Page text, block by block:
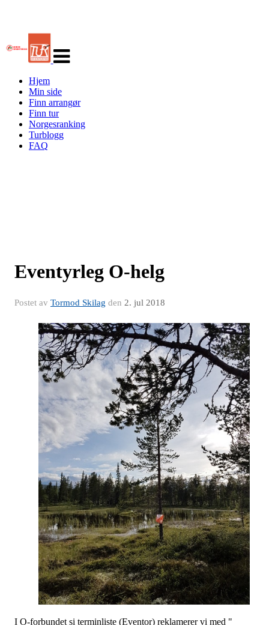
navigasjon
Hjem
Min side
Finn arrangør
Finn tur
Norgesranking
Turblogg
FAQ
Eventyrleg O-helg
Postet av Tormod Skilag den 2. jul 2018
I O-forbundet si terminliste (Eventor) reklamerer vi med "